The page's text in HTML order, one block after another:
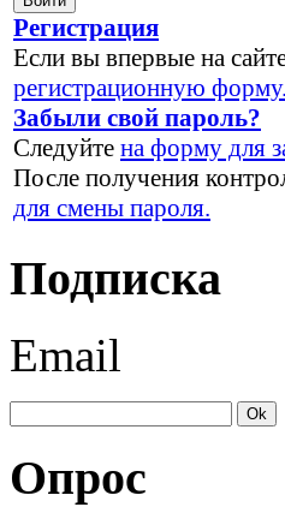
Регистрация
Если вы впервые на
регистрационную форму.
Забыли свой пароль?
Следуйте на форму для
После получения
для смены пароля.
Подписка
Email
Опрос